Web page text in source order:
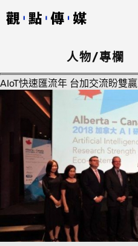
人物/專欄
AIoT快速匯流年 台加交流盼雙贏